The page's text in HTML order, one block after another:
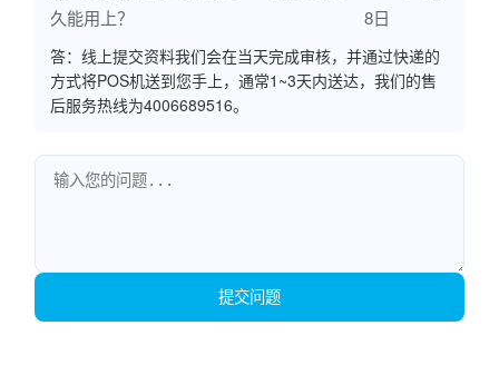
久能用上？
8日
答：线上提交资料我们会在当天完成审核，并通过快递的
方式将POS机送到您手上，通常1~3天内送达，我们的售
后服务热线为4006689516。
提交问题